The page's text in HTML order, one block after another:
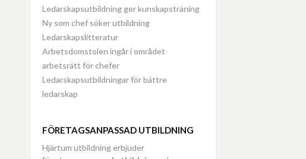
Ledarskapsutbildning ger kunskapsträning
Ny som chef söker utbildning
Ledarskapslitteratur
Arbetsdomstolen ingår i området
arbetsrätt för chefer
Ledarskapsutbildningar för bättre
ledarskap
FÖRETAGSANPASSAD UTBILDNING
Hjärtum utbildning erbjuder